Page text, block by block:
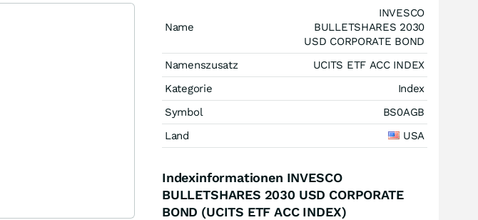
Name
INVESCO
BULLETSHARES 2030
USD CORPORATE BOND
Namenszusatz
UCITS ETF ACC INDEX
Kategorie
Index
Symbol
BS0AGB
Land
USA
Indexinformationen INVESCO
BULLETSHARES 2030 USD CORPORATE
BOND (UCITS ETF ACC INDEX)